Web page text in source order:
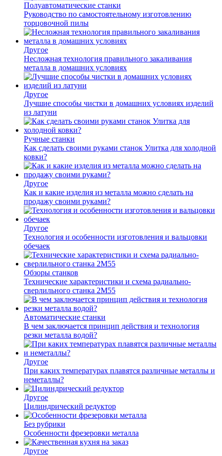
Полуавтоматические станки
Руководство по самостоятельному изготовлению
торцовочной пилы
Другое
Несложная технология правильного закаливания
металла в домашних условиях
Другое
Лучшие способы чистки в домашних условиях изделий
из латуни
Ручные станки
Как сделать своими руками станок Улитка для холодной
ковки?
Другое
Как и какие изделия из металла можно сделать на
продажу своими руками?
Другое
Технология и особенности изготовления и вальцовки
обечаек
Обзоры станков
Технические характеристики и схема радиально-
сверлильного станка 2М55
Автоматические станки
В чем заключается принцип действия и технология
резки металла водой?
Другое
При каких температурах плавятся различные металлы и
неметаллы?
Другое
Цилиндрический редуктор
Без рубрики
Особенности фрезеровки металла
Другое